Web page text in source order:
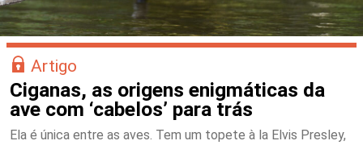
Artigo
Ciganas, as origens enigmáticas da
ave com ‘cabelos’ para trás
Ela é única entre as aves. Tem um topete à la Elvis Presley,